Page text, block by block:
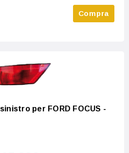
Compra
per FORD FOCUS -